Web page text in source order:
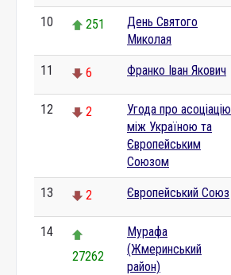
10 251
День Святого
Миколая
11 6 Франко Іван Якович
12 2
Угода про асоціацію
між Україною та
Європейським
Союзом
13 2 Європейський Союз
14
27262
Мурафа
(Жмеринський
район)